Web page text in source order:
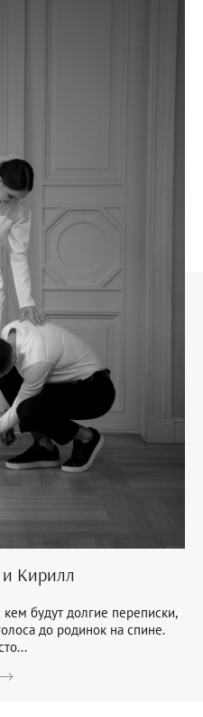
Кирилл
будут долгие переписки,
до родинок на спине.